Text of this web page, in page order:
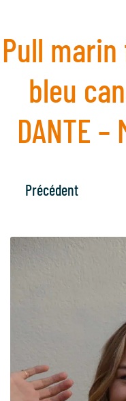
Pull
bleu
DANTE
Précédent